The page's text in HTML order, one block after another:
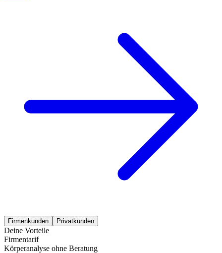
Firmenkunden Privatkunden
Deine Vorteile
Firmentarif
Körperanalyse ohne Beratung